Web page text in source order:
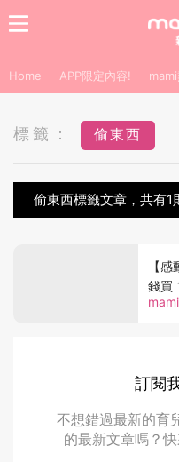
Home APP限定內容!
標籤： 偷東西
偷東西標籤文章，共有1
【
訂閱
不想錯過最新的育
的最新文章嗎？